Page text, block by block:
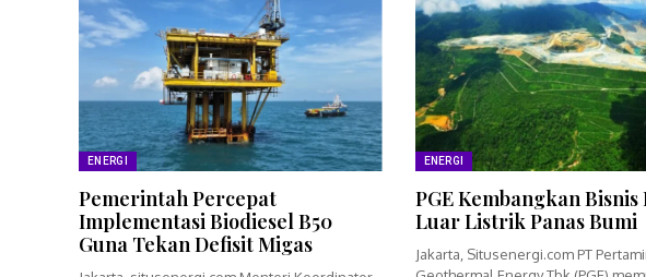
ENERGI
Pemerintah Percepat
Implementasi Biodiesel B50
Guna Tekan Defisit Migas
ENERGI
PGE Kembangkan
Luar Listrik Panas Bumi
Jakarta, Situsenergi.com PT